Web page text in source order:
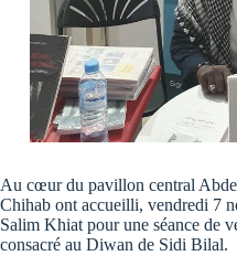
Au cœur du pavillon central
Chihab ont accueilli, vendredi 7
Salim Khiat pour une séance de
consacré au Diwan de Sidi Bilal.